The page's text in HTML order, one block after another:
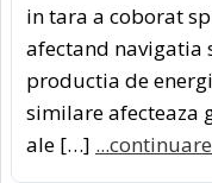
in tara a coborat
afectand navigatia
productia de
similare afecteaza
ale […]